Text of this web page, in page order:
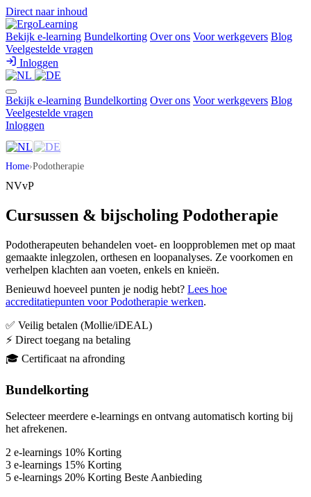
Direct naar inhoud
Bekijk e-learning Bundelkorting Over ons Voor werkgevers Blog
Veelgestelde vragen
Inloggen
Bekijk e-learning Bundelkorting Over ons Voor werkgevers Blog
Veelgestelde vragen
Inloggen
Home›Podotherapie
NVvP
Cursussen & bijscholing Podotherapie
Podotherapeuten behandelen voet- en loopproblemen met op maat
gemaakte inlegzolen, orthesen en loopanalyses. Ze voorkomen en
verhelpen klachten aan voeten, enkels en knieën.
Benieuwd hoeveel punten je nodig hebt? Lees hoe
accreditatiepunten voor Podotherapie werken.
✅ Veilig betalen (Mollie/iDEAL)
⚡ Direct toegang na betaling
🎓 Certificaat na afronding
Bundelkorting
Selecteer meerdere e-learnings en ontvang automatisch korting bij
het afrekenen.
2 e-learnings 10% Korting
3 e-learnings 15% Korting
5 e-learnings 20% Korting Beste Aanbieding